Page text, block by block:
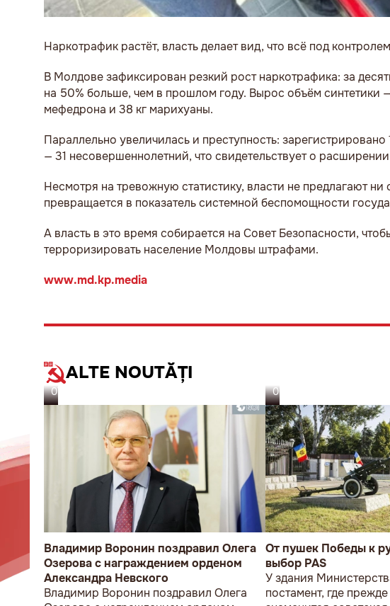
Наркотрафик растёт, власть делает вид, что всё под контролем
В Молдове зафиксирован резкий рост наркотрафика: за
на 50% больше, чем в прошлом году. Вырос объём синтетики
мефедрона и 38 кг марихуаны.
Параллельно увеличилась и преступность:
— 31 несовершеннолетний, что свидетельствует о
Несмотря на тревожную статистику, власти не предлагают
превращается в показатель системной беспомощности
А власть в это время собирается на Совет Безопасности,
терроризировать население Молдовы штрафами.
www.md.kp.media
ALTE NOUTĂȚI
07.08.26
Владимир Воронин поздравил Олега
Озерова с награждением орденом
Александра Невского
Владимир Воронин поздравил Олега
06.08.26
От пушек Победы к
выбор PAS
У здания
постамент, где